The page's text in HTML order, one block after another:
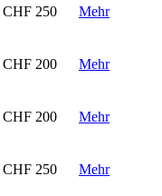
CHF 250 Mehr
CHF 200 Mehr
CHF 200 Mehr
CHF 250 Mehr